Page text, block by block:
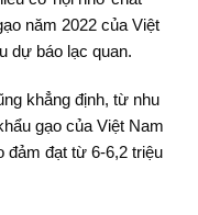
năm 2022 của Việt
dự báo lạc quan.
khẳng định, từ nhu
gạo của Việt Nam
đảm đạt từ 6-6,2 triệu